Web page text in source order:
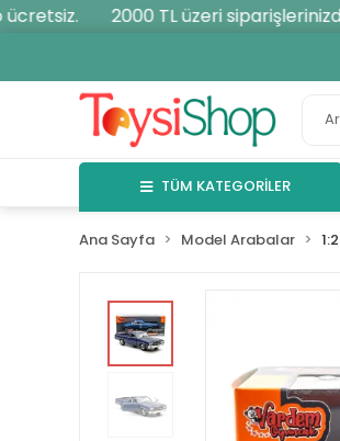
2000 TL üzeri
TÜM KATEGORİLER
Ana Sayfa Model Arabalar